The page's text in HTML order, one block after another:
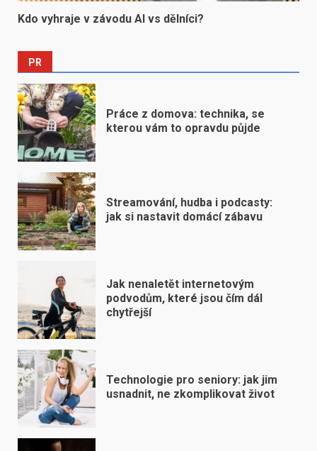
Kdo vyhraje v závodu AI vs dělníci?
PR
Práce z domova: technika, se
kterou vám to opravdu půjde
Streamování, hudba i podcasty:
jak si nastavit domácí zábavu
Jak nenaletět internetovým
podvodům, které jsou čím dál
chytřejší
Technologie pro seniory: jak jim
usnadnit, ne zkomplikovat život